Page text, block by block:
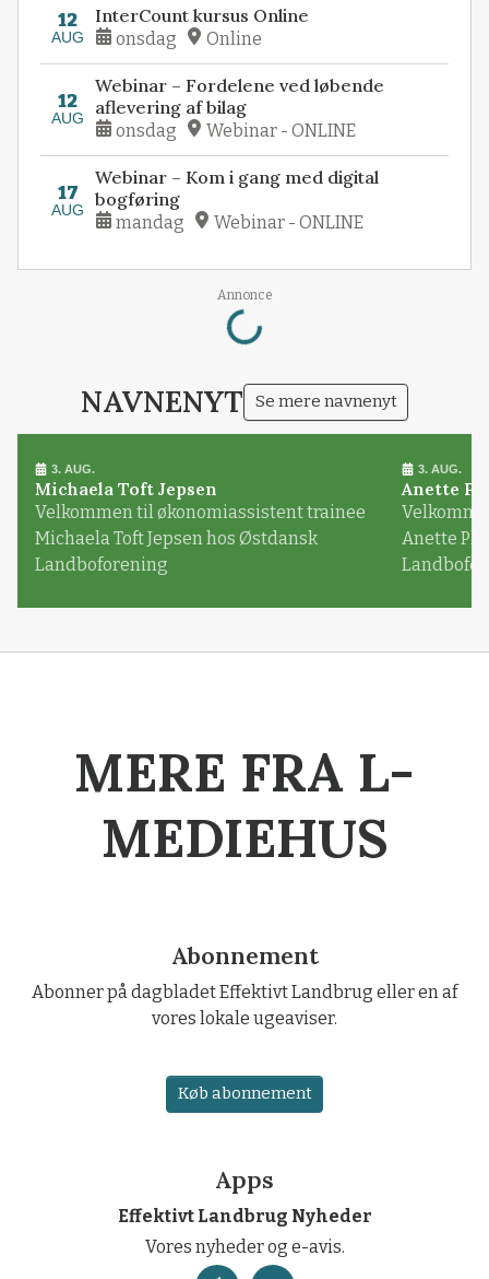
12
AUG
InterCount kursus Online
onsdag Online
12
AUG
Webinar – Fordelene ved løbende
aflevering af bilag
onsdag Webinar - ONLINE
17
AUG
Webinar – Kom i gang med digital
bogføring
mandag Webinar - ONLINE
Annonce
Loading...
NAVNENYT Se mere navnenyt
3. AUG.
Michaela Toft Jepsen
Velkommen til økonomiassistent trainee
Michaela Toft Jepsen hos Østdansk
Landboforening
3. AUG.
Anette
Anette
MERE FRA L-
MEDIEHUS
Abonnement
Abonner på dagbladet Effektivt Landbrug eller en af
vores lokale ugeaviser.
Køb abonnement
Apps
Effektivt Landbrug Nyheder
Vores nyheder og e-avis.